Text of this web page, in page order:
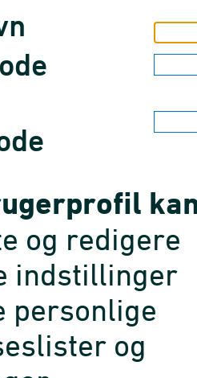
og redigere
indstillinger
personlige
og